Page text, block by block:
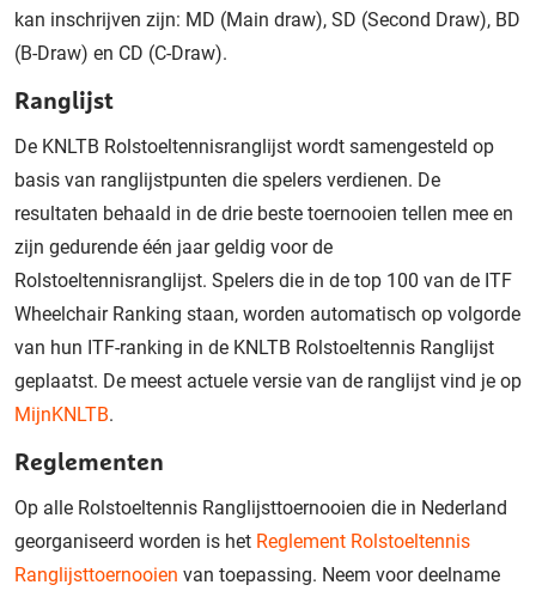
kan inschrijven zijn: MD (Main draw), SD (Second Draw), BD
(B-Draw) en CD (C-Draw).
Ranglijst
De KNLTB Rolstoeltennisranglijst wordt samengesteld op
basis van ranglijstpunten die spelers verdienen. De
resultaten behaald in de drie beste toernooien tellen mee en
zijn gedurende één jaar geldig voor de
Rolstoeltennisranglijst. Spelers die in de top 100 van de ITF
Wheelchair Ranking staan, worden automatisch op volgorde
van hun ITF-ranking in de KNLTB Rolstoeltennis Ranglijst
geplaatst. De meest actuele versie van de ranglijst vind je op
MijnKNLTB.
Reglementen
Op alle Rolstoeltennis Ranglijsttoernooien die in Nederland
georganiseerd worden is het Reglement Rolstoeltennis
Ranglijsttoernooien van toepassing. Neem voor deelname